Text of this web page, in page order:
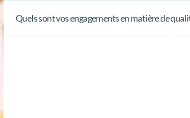
Quels sont vos engagements en matière de